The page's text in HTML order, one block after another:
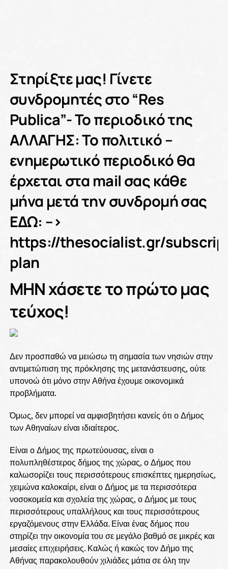
Στηρίξτε μας! Γίνετε
συνδρομητές στο “Res
Publica”- Το περιοδικό της
ΑΛΛΑΓΗΣ: Το πολιτικό –
ενημερωτικό περιοδικό θα
έρχεται στα mail σας κάθε
μήνα μετά την συνδρομή σας
ΕΔΩ: –>
https://thesocialist.gr/
plan
ΜΗΝ χάσετε το πρώτο μας
τεύχος!
Δεν προσπαθώ να μειώσω τη σημασία των νησιών στην
αντιμετώπιση της πρόκλησης της μετανάστευσης, ούτε
υπονοώ ότι μόνο στην Αθήνα έχουμε οικονομικά
προβλήματα.
Όμως, δεν μπορεί να αμφισβητήσει κανείς ότι ο Δήμος
των Αθηναίων είναι ιδιαίτερος.
Είναι ο Δήμος της πρωτεύουσας, είναι ο
πολυπληθέστερος δήμος της χώρας, ο Δήμος που
καλωσορίζει τους περισσότερους επισκέπτες ημερησίως,
χειμώνα καλοκαίρι, είναι ο Δήμος με τα περισσότερα
νοσοκομεία και σχολεία της χώρας, ο Δήμος με τους
περισσότερους υπαλλήλους και τους περισσότερους
εργαζόμενους στην Ελλάδα. Είναι ένας δήμος που
στηρίζει την οικονομία του σε μεγάλο βαθμό σε μικρές και
μεσαίες επιχειρήσεις. Καλώς ή κακώς τον Δήμο της
Αθήνας παρακολουθούν χιλιάδες μάτια σε όλη την